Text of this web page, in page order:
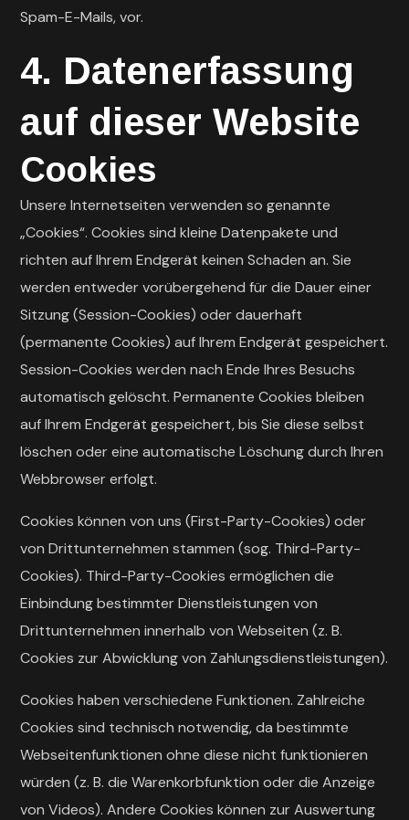
Spam-E-Mails, vor.
4. Datenerfassung
auf dieser Website
Cookies
Unsere Internetseiten verwenden so genannte
„Cookies“. Cookies sind kleine Datenpakete und
richten auf Ihrem Endgerät keinen Schaden an. Sie
werden entweder vorübergehend für die Dauer einer
Sitzung (Session-Cookies) oder dauerhaft
(permanente Cookies) auf Ihrem Endgerät gespeichert.
Session-Cookies werden nach Ende Ihres Besuchs
automatisch gelöscht. Permanente Cookies bleiben
auf Ihrem Endgerät gespeichert, bis Sie diese selbst
löschen oder eine automatische Löschung durch Ihren
Webbrowser erfolgt.
Cookies können von uns (First-Party-Cookies) oder
von Drittunternehmen stammen (sog. Third-Party-
Cookies). Third-Party-Cookies ermöglichen die
Einbindung bestimmter Dienstleistungen von
Drittunternehmen innerhalb von Webseiten (z. B.
Cookies zur Abwicklung von Zahlungsdienstleistungen).
Cookies haben verschiedene Funktionen. Zahlreiche
Cookies sind technisch notwendig, da bestimmte
Webseitenfunktionen ohne diese nicht funktionieren
würden (z. B. die Warenkorbfunktion oder die Anzeige
von Videos). Andere Cookies können zur Auswertung